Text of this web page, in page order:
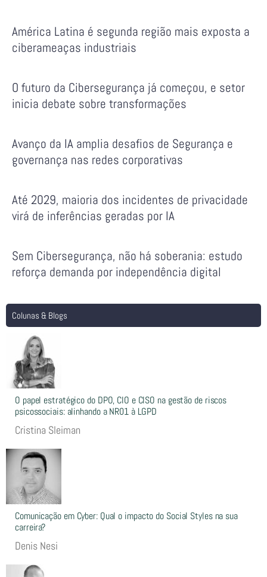
América Latina é segunda região mais exposta a
ciberameaças industriais
O futuro da Cibersegurança já começou, e setor
inicia debate sobre transformações
Avanço da IA amplia desafios de Segurança e
governança nas redes corporativas
Até 2029, maioria dos incidentes de privacidade
virá de inferências geradas por IA
Sem Cibersegurança, não há soberania: estudo
reforça demanda por independência digital
Colunas & Blogs
O papel estratégico do DPO, CIO e CISO na gestão de riscos
psicossociais: alinhando a NR01 à LGPD
Cristina Sleiman
Comunicação em Cyber: Qual o impacto do Social Styles na sua
carreira?
Denis Nesi